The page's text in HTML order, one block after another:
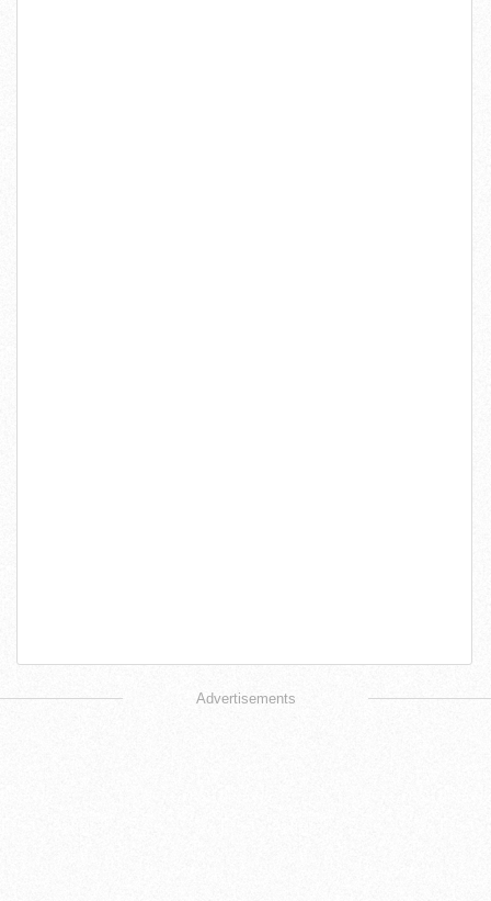
Advertisements